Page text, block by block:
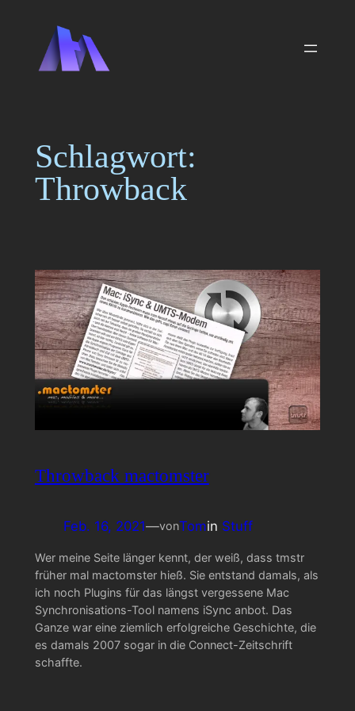
springen
Schlagwort:
Throwback
Throwback mactomster
Feb. 16, 2021—vonTomin Stuff
Wer meine Seite länger kennt, der weiß, dass tmstr
früher mal mactomster hieß. Sie entstand damals, als
ich noch Plugins für das längst vergessene Mac
Synchronisations-Tool namens iSync anbot. Das
Ganze war eine ziemlich erfolgreiche Geschichte, die
es damals 2007 sogar in die Connect-Zeitschrift
schaffte.